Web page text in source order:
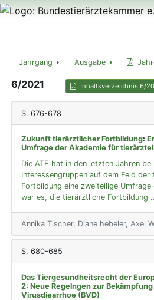
Jahrgang Ausgabe
6/2021 Inhaltsverzeichnis 6/
S. 676-678
Zukunft tierärztlicher Fortbildung:
Umfrage der Akademie für
Die ATF hat in den letzten Jahren
Interessengruppen auf dem Feld der
Fortbildung eine zweiteilige
war es, die tierärztliche Fortbildung
Annika Tischer, Diane hebeler, Axel
S. 680-685
Das Tiergesundheitsrecht der
2: Neue Regelngen zur
Virusdiearrhoe (BVD)